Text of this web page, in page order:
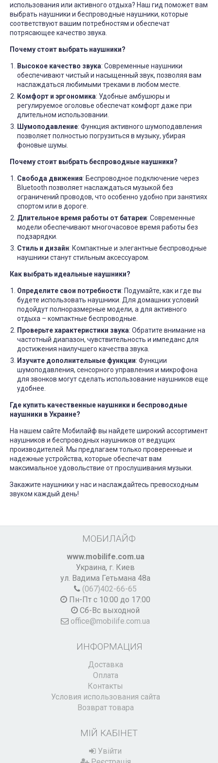
использования или активного отдыха? Наш гид поможет вам
выбрать наушники и беспроводные наушники, которые
соответствуют вашим потребностям и обеспечат
потрясающее качество звука.
Почему стоит выбрать наушники?
Высокое качество звука: Современные наушники
обеспечивают чистый и насыщенный звук, позволяя вам
наслаждаться любимыми треками в любом месте.
Комфорт и эргономика: Удобные амбушюры и
регулируемое оголовье обеспечат комфорт даже при
длительном использовании.
Шумоподавление: Функция активного шумоподавления
позволяет полностью погрузиться в музыку, убирая
фоновые шумы.
Почему стоит выбрать беспроводные наушники?
Свобода движения: Беспроводное подключение через
Bluetooth позволяет наслаждаться музыкой без
ограничений проводов, что особенно удобно при занятиях
спортом или в дороге.
Длительное время работы от батареи: Современные
модели обеспечивают многочасовое время работы без
подзарядки.
Стиль и дизайн: Компактные и элегантные беспроводные
наушники станут стильным аксессуаром.
Как выбрать идеальные наушники?
Определите свои потребности: Подумайте, как и где вы
будете использовать наушники. Для домашних условий
подойдут полноразмерные модели, а для активного
отдыха – компактные беспроводные.
Проверьте характеристики звука: Обратите внимание на
частотный диапазон, чувствительность и импеданс для
достижения наилучшего качества звука.
Изучите дополнительные функции: Функции
шумоподавления, сенсорного управления и микрофона
для звонков могут сделать использование наушников еще
удобнее.
Где купить качественные наушники и беспроводные
наушники в Украине?
На нашем сайте Мобилайф вы найдете широкий ассортимент
наушников и беспроводных наушников от ведущих
производителей. Мы предлагаем только проверенные и
надежные устройства, которые обеспечат вам
максимальное удовольствие от прослушивания музыки.
Закажите наушники у нас и наслаждайтесь превосходным
звуком каждый день!
МОБИЛАЙФ
www.mobilife.com.ua
Украина, г. Киев
ул. Вадима Гетьмана 48а
(067)402-66-65
Пн-Пт с 10:00 до 17:00
Сб-Вс выходной
office@mobilife.com.ua
ИНФОРМАЦИЯ
Доставка
Оплата
Контакты
Условия использования сайта
Возврат товара
МІЙ КАБІНЕТ
Увійти